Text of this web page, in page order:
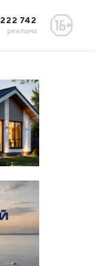
222 742
реклама